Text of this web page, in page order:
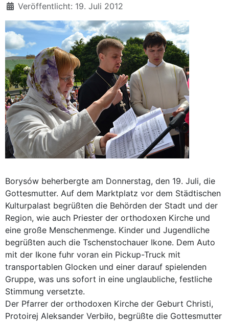
Veröffentlicht: 19. Juli 2012
Borysów beherbergte am Donnerstag, den 19. Juli, die
Gottesmutter. Auf dem Marktplatz vor dem Städtischen
Kulturpalast begrüßten die Behörden der Stadt und der
Region, wie auch Priester der orthodoxen Kirche und
eine große Menschenmenge. Kinder und Jugendliche
begrüßten auch die Tschenstochauer Ikone. Dem Auto
mit der Ikone fuhr voran ein Pickup-Truck mit
transportablen Glocken und einer darauf spielenden
Gruppe, was uns sofort in eine unglaubliche, festliche
Stimmung versetzte.
Der Pfarrer der orthodoxen Kirche der Geburt Christi,
Protoirej Aleksander Verbiło, begrüßte die Gottesmutter